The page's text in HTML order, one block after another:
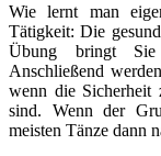
Wie lernt man
Tätigkeit: Die
Übung bringt
Anschließend
wenn die Sicherheit
sind. Wenn der
meisten Tänze dann